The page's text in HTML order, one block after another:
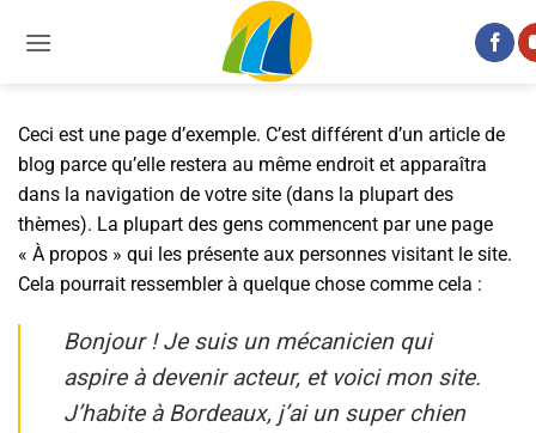
Ceci est une page d’exemple. C’est différent d’un article de
blog parce qu’elle restera au même endroit et apparaîtra
dans la navigation de votre site (dans la plupart des
thèmes). La plupart des gens commencent par une page
« À propos » qui les présente aux personnes visitant le site.
Cela pourrait ressembler à quelque chose comme cela :
Bonjour ! Je suis un mécanicien qui
aspire à devenir acteur, et voici mon site.
J’habite à Bordeaux, j’ai un super chien